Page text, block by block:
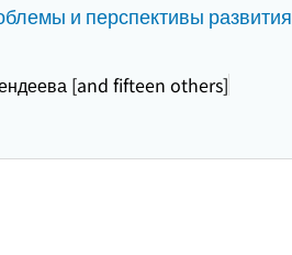
и перспективы развития
[and fifteen others]